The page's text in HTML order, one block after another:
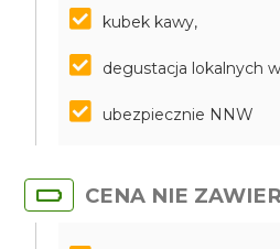
kubek kawy,
degustacja lokalnych
ubezpiecznie NNW
CENA NIE